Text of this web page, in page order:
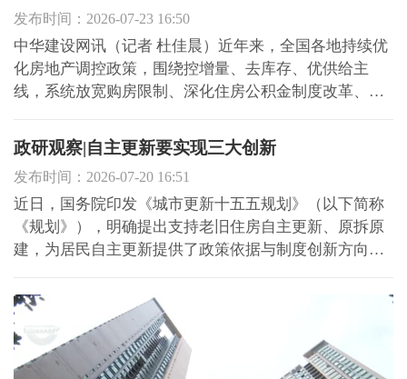
发布时间：2026-07-23 16:50
中华建设网讯（记者 杜佳晨）近年来，全国各地持续优
化房地产调控政策，围绕控增量、去库存、优供给主
线，系统放宽购房限制、深化住房公积金制度改革、加
需两端协同发力的政策组合拳。 图片来源：AI生成 据国
家统计局7月15日公布数据显示，1-6月份，新建商品房
销售面积...
政研观察|自主更新要实现三大创新
发布时间：2026-07-20 16:51
近日，国务院印发《城市更新十五五规划》（以下简称
《规划》），明确提出支持老旧住房自主更新、原拆原
建，为居民自主更新提供了政策依据与制度创新方向。
念创新、基层治理创新和产权制度创新，这既是新时代
背景下城市空间的再分配探索，也是社会治理模式的深
刻变革。 发...